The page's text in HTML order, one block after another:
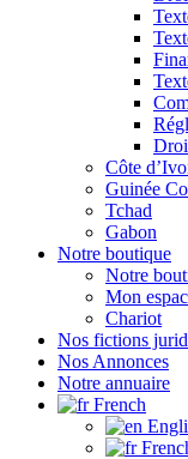
Côte
Guinée
Tchad
Gabon
Notre boutique
Notre
Mon
Chariot
Nos fictions
Nos Annonces
Notre annuaire
French